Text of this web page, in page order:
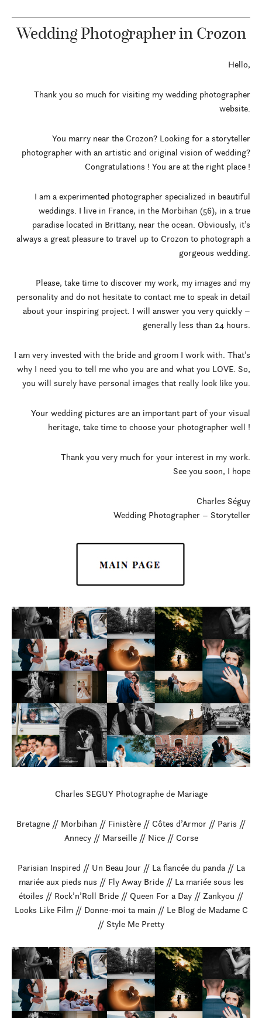
Wedding Photographer in Crozon
Hello,
Thank you so much for visiting my wedding photographer
website.
You marry near the Crozon? Looking for a storyteller
photographer with an artistic and original vision of wedding?
Congratulations ! You are at the right place !
I am a experimented photographer specialized in beautiful
weddings. I live in France, in the Morbihan (56), in a true
paradise located in Brittany, near the ocean. Obviously, it’s
always a great pleasure to travel up to Crozon to photograph a
gorgeous wedding.
Please, take time to discover my work, my images and my
personality and do not hesitate to contact me to speak in detail
about your inspiring project. I will answer you very quickly –
generally less than 24 hours.
I am very invested with the bride and groom I work with. That’s
why I need you to tell me who you are and what you LOVE. So,
you will surely have personal images that really look like you.
Your wedding pictures are an important part of your visual
heritage, take time to choose your photographer well !
Thank you very much for your interest in my work.
See you soon, I hope
Charles Séguy
Wedding Photographer – Storyteller
Charles SEGUY Photographe de Mariage
Bretagne // Morbihan // Finistère // Côtes d’Armor // Paris //
Annecy // Marseille // Nice // Corse
Parisian Inspired // Un Beau Jour // La fiancée du panda // La
mariée aux pieds nus // Fly Away Bride // La mariée sous les
étoiles // Rock’n’Roll Bride // Queen For a Day // Zankyou //
Looks Like Film // Donne-moi ta main // Le Blog de Madame C
// Style Me Pretty